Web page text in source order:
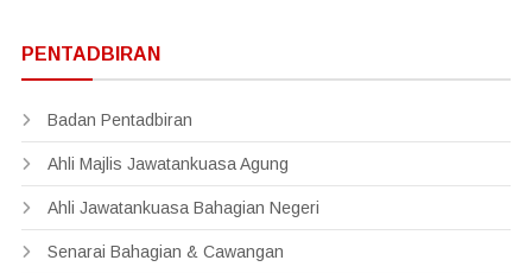
PENTADBIRAN
Badan Pentadbiran
Ahli Majlis Jawatankuasa Agung
Ahli Jawatankuasa Bahagian Negeri
Senarai Bahagian & Cawangan